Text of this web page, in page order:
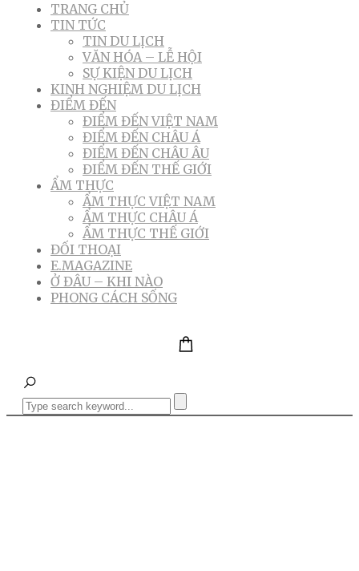
TRANG CHỦ
TIN TỨC
TIN DU LỊCH
VĂN HÓA – LỄ HỘI
SỰ KIỆN DU LỊCH
KINH NGHIỆM DU LỊCH
ĐIỂM ĐẾN
ĐIỂM ĐẾN VIỆT NAM
ĐIỂM ĐẾN CHÂU Á
ĐIỂM ĐẾN CHÂU ÂU
ĐIỂM ĐẾN THẾ GIỚI
ẨM THỰC
ẨM THỰC VIỆT NAM
ẨM THỰC CHÂU Á
ẨM THỰC THẾ GIỚI
ĐỐI THOẠI
E.MAGAZINE
Ở ĐÂU – KHI NÀO
PHONG CÁCH SỐNG